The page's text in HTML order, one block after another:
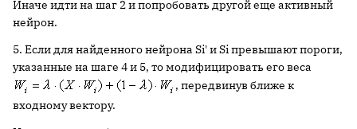
Иначе идти на шаг 2 и попробовать другой еще активный
нейрон.
5. Если для найденного нейрона Si' и Si превышают пороги,
указанные на шаге 4 и 5, то модифицировать его веса
, передвинув ближе к
входному вектору.